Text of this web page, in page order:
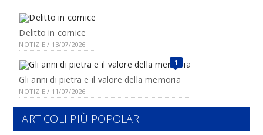
Delitto in cornice
NOTIZIE / 13/07/2026
1
Gli anni di pietra e il valore della memoria
NOTIZIE / 11/07/2026
ARTICOLI PIÙ POPOLARI